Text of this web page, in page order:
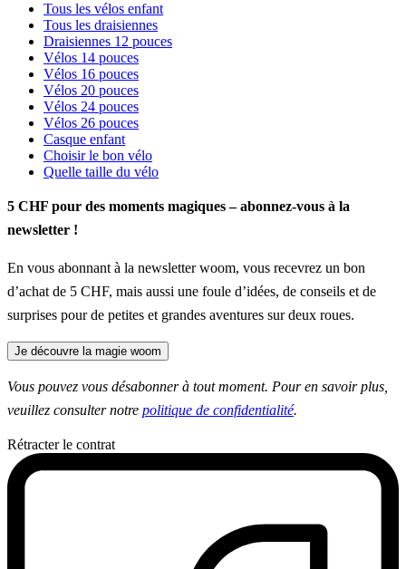
Tous les vélos enfant
Tous les draisiennes
Draisiennes 12 pouces
Vélos 14 pouces
Vélos 16 pouces
Vélos 20 pouces
Vélos 24 pouces
Vélos 26 pouces
Casque enfant
Choisir le bon vélo
Quelle taille du vélo
5 CHF pour des moments magiques – abonnez-vous à la
newsletter !
En vous abonnant à la newsletter woom, vous recevrez un bon
d’achat de 5 CHF, mais aussi une foule d’idées, de conseils et de
surprises pour de petites et grandes aventures sur deux roues.
Je découvre la magie woom
Vous pouvez vous désabonner à tout moment. Pour en savoir plus,
veuillez consulter notre politique de confidentialité.
Rétracter le contrat